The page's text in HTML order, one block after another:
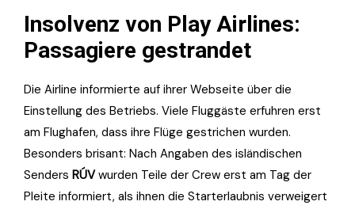
Insolvenz von Play Airlines:
Passagiere gestrandet
Die Airline informierte auf ihrer Webseite über die
Einstellung des Betriebs. Viele Fluggäste erfuhren erst
am Flughafen, dass ihre Flüge gestrichen wurden.
Besonders brisant: Nach Angaben des isländischen
Senders RÚVwurden Teile der Crew erst am Tag der
Pleite informiert, als ihnen die Starterlaubnis verweigert